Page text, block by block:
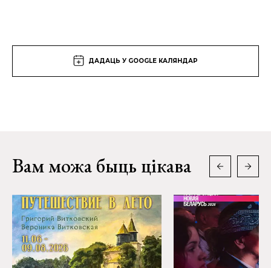
ДАДАЦЬ У GOOGLE КАЛЯНДАР
Вам можа быць цікава